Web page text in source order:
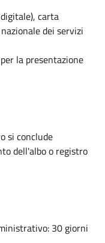
carta
dei servizi
la presentazione
si conclude
dell'albo o registro
30 giorni